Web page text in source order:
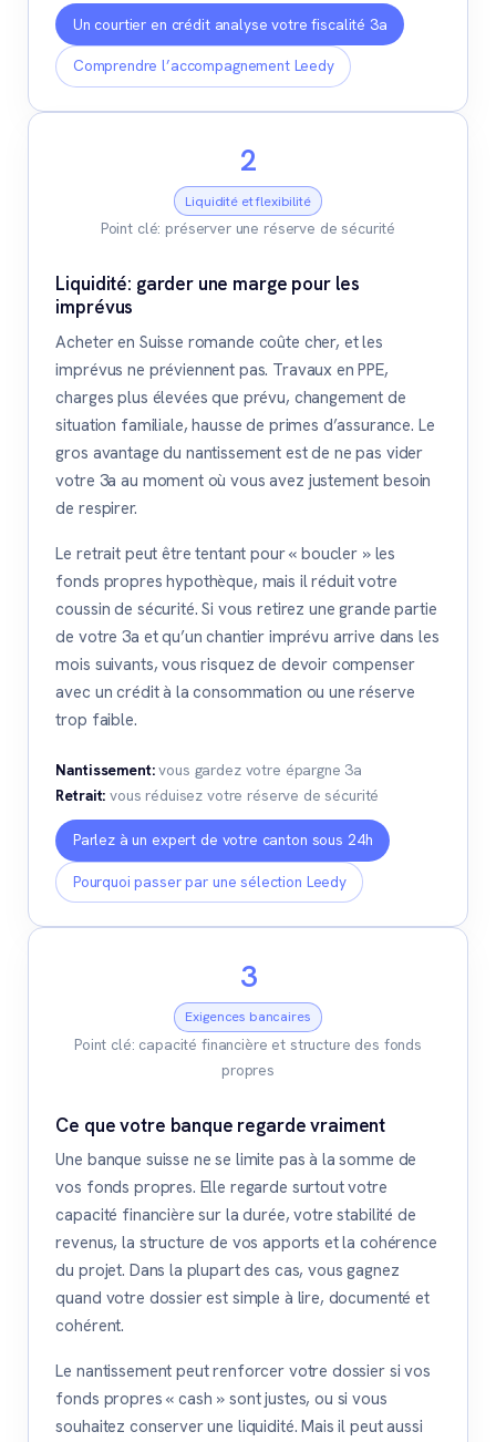
Un courtier en crédit analyse votre fiscalité 3a
Comprendre l’accompagnement Leedy
2
Liquidité et flexibilité
Point clé: préserver une réserve de sécurité
Liquidité: garder une marge pour les
imprévus
Acheter en Suisse romande coûte cher, et les
imprévus ne préviennent pas. Travaux en PPE,
charges plus élevées que prévu, changement de
situation familiale, hausse de primes d’assurance. Le
gros avantage du nantissement est de ne pas vider
votre 3a au moment où vous avez justement besoin
de respirer.
Le retrait peut être tentant pour « boucler » les
fonds propres hypothèque, mais il réduit votre
coussin de sécurité. Si vous retirez une grande partie
de votre 3a et qu’un chantier imprévu arrive dans les
mois suivants, vous risquez de devoir compenser
avec un crédit à la consommation ou une réserve
trop faible.
Nantissement:vous gardez votre épargne 3a
Retrait: vous réduisez votre réserve de sécurité
Parlez à un expert de votre canton sous 24h
Pourquoi passer par une sélection Leedy
3
Exigences bancaires
Point clé: capacité financière et structure des fonds
propres
Ce que votre banque regarde vraiment
Une banque suisse ne se limite pas à la somme de
vos fonds propres. Elle regarde surtout votre
capacité financière sur la durée, votre stabilité de
revenus, la structure de vos apports et la cohérence
du projet. Dans la plupart des cas, vous gagnez
quand votre dossier est simple à lire, documenté et
cohérent.
Le nantissement peut renforcer votre dossier si vos
fonds propres « cash » sont justes, ou si vous
souhaitez conserver une liquidité. Mais il peut aussi